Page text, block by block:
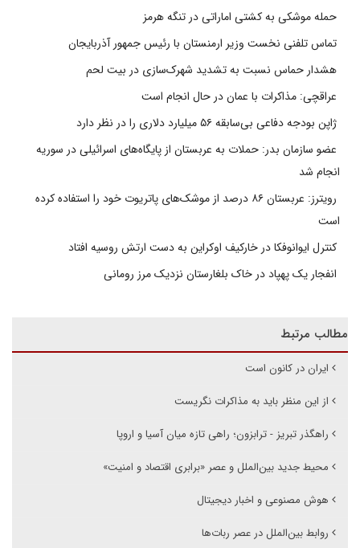
حمله موشکی به کشتی اماراتی در تنگه هرمز
تماس تلفنی نخست وزیر ارمنستان با رئیس جمهور آذربایجان
هشدار حماس نسبت به تشدید شهرک‌سازی در بیت‌ لحم
عراقچی: مذاکرات با عمان در حال انجام است
ژاپن بودجه دفاعی بی‌سابقه ۵۶ میلیارد دلاری را در نظر دارد
عضو سازمان بدر: حملات به عربستان از پایگاه‌های اسرائیلی در سوریه
انجام شد
رویترز: عربستان ۸۶ درصد از موشک‌های پاتریوت خود را استفاده کرده
است
کنترل ایوانوفکا در خارکیف اوکراین به دست ارتش روسیه افتاد
انفجار یک پهپاد در خاک بلغارستان نزدیک مرز رومانی
مطالب مرتبط
ایران در کانون است
از این منظر باید به مذاکرات نگریست
راهگذر تبریز - ترابزون؛ راهی تازه میان آسیا و اروپا
محیط جدید بین‌الملل و عصر «برابری اقتصاد و امنیت»
هوش مصنوعی و اخبار دیجیتال
روابط بین‌الملل در عصر ربات‌ها